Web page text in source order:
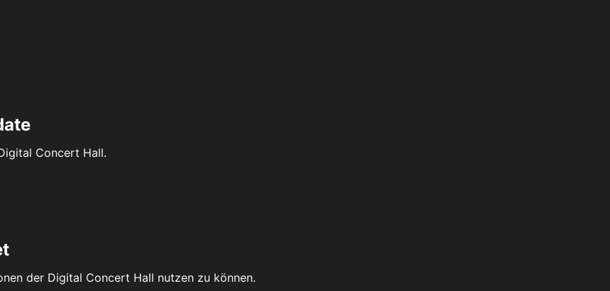
Concert Hall.
der Digital Concert Hall nutzen zu können.